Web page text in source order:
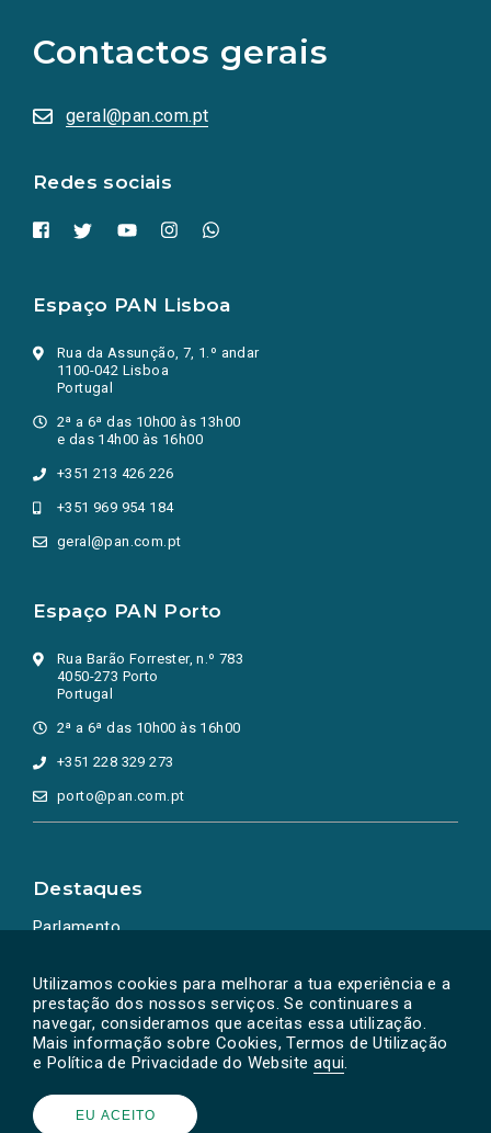
Utilizamos cookies para melhorar a tua experiência e a
prestação dos nossos serviços. Se continuares a
navegar, consideramos que aceitas essa utilização.
Mais informação sobre Cookies, Termos de Utilização
e Política de Privacidade do Website aqui.
EU ACEITO
Contactos gerais
geral@pan.com.pt
Redes sociais
redes
sociais
numa
nova
Espaço PAN Lisboa
Rua da Assunção, 7, 1.º andar
1100-042 Lisboa
Portugal
2ª a 6ª das 10h00 às 13h00
e das 14h00 às 16h00
+351 213 426 226
+351 969 954 184
geral@pan.com.pt
Espaço PAN Porto
Rua Barão Forrester, n.º 783
4050-273 Porto
Portugal
2ª a 6ª das 10h00 às 16h00
+351 228 329 273
porto@pan.com.pt
Destaques
Parlamento
Powered by © PAN 2026